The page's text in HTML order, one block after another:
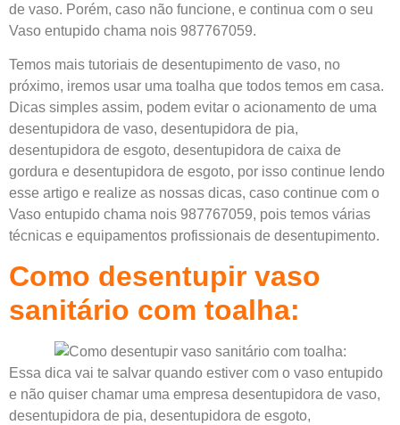
de vaso. Porém, caso não funcione, e continua com o seu
Vaso entupido chama nois 987767059.
Temos mais tutoriais de desentupimento de vaso, no
próximo, iremos usar uma toalha que todos temos em casa.
Dicas simples assim, podem evitar o acionamento de uma
desentupidora de vaso, desentupidora de pia,
desentupidora de esgoto, desentupidora de caixa de
gordura e desentupidora de esgoto, por isso continue lendo
esse artigo e realize as nossas dicas, caso continue com o
Vaso entupido chama nois 987767059, pois temos várias
técnicas e equipamentos profissionais de desentupimento.
Como desentupir vaso
sanitário com toalha:
Essa dica vai te salvar quando estiver com o vaso entupido
e não quiser chamar uma empresa desentupidora de vaso,
desentupidora de pia, desentupidora de esgoto,